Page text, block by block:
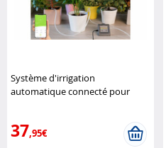
Système d'irrigation
automatique connecté pour
37,95€